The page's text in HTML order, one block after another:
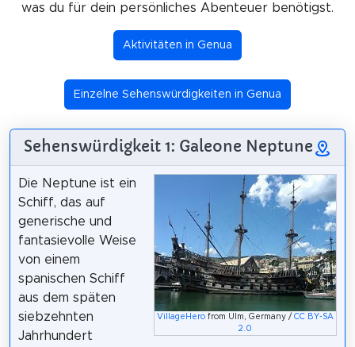
was du für dein persönliches Abenteuer benötigst.
Aktivitäten in Genua
Einzelne Sehenswürdigkeiten in Genua
Sehenswürdigkeit 1: Galeone Neptune
VillageHero from Ulm, Germany /CC BY-SA
2.0
Die Neptune ist ein
Schiff, das auf
generische und
fantasievolle Weise
von einem
spanischen Schiff
aus dem späten
siebzehnten
Jahrhundert